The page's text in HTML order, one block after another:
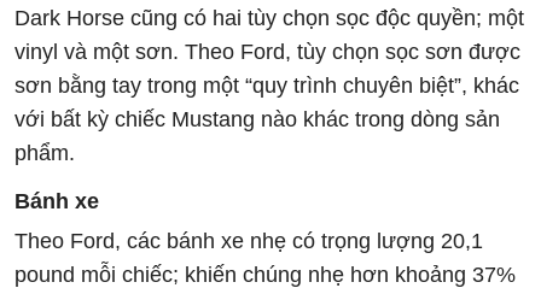
Dark Horse cũng có hai tùy chọn sọc độc quyền; một
vinyl và một sơn. Theo Ford, tùy chọn sọc sơn được
sơn bằng tay trong một “quy trình chuyên biệt”, khác
với bất kỳ chiếc Mustang nào khác trong dòng sản
phẩm.
Bánh xe
Theo Ford, các bánh xe nhẹ có trọng lượng 20,1
pound mỗi chiếc; khiến chúng nhẹ hơn khoảng 37%